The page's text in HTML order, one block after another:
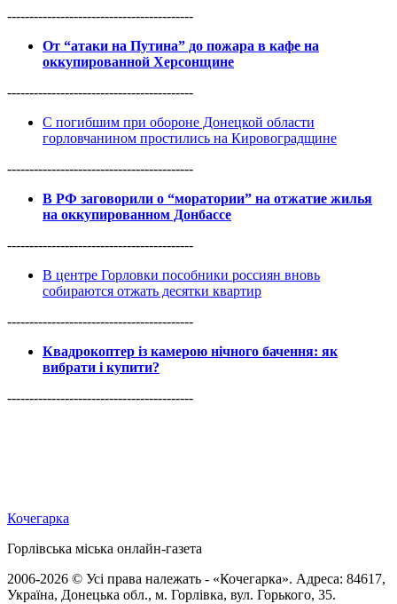
------------------------------------------
От “атаки на Путина” до пожара в кафе на
оккупированной Херсонщине
------------------------------------------
С погибшим при обороне Донецкой области
горловчанином простились на Кировоградщине
------------------------------------------
В РФ заговорили о “моратории” на отжатие жилья
на оккупированном Донбассе
------------------------------------------
В центре Горловки пособники россиян вновь
собираются отжать десятки квартир
------------------------------------------
Квадрокоптер із камерою нічного бачення: як
вибрати і купити?
------------------------------------------
Кочегарка
Горлівська міська онлайн-газета
2006-2026 © Усі права належать - «Кочегарка». Адреса: 84617,
Україна, Донецька обл., м. Горлівка, вул. Горького, 35.